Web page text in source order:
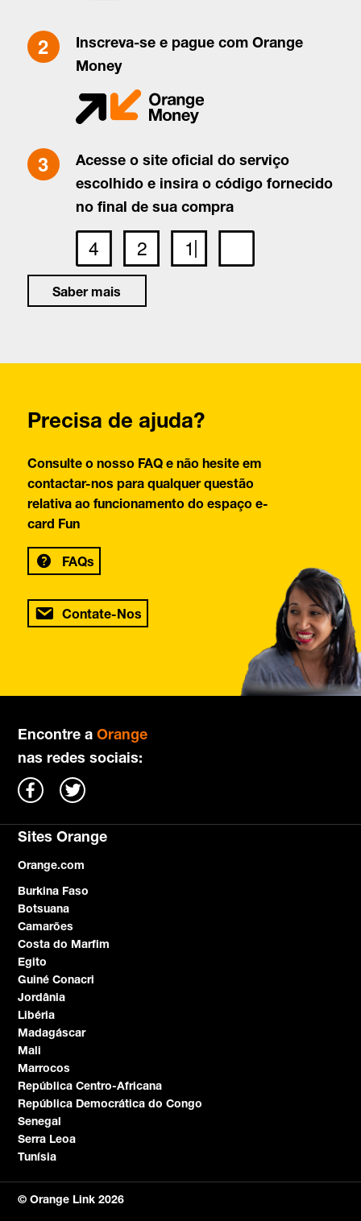
Saber mais
Inscreva-se e pague com Orange
Money
Acesse o site oficial do serviço
escolhido e insira o código fornecido
no final de sua compra
Precisa de ajuda?
Consulte o nosso FAQ e não hesite em
contactar-nos para qualquer questão
relativa ao funcionamento do espaço e-
card Fun
FAQs
Contate-Nos
Encontre aOrange
nas redes sociais:
Sites Orange
Orange.com
Burkina Faso
Botsuana
Camarões
Costa do Marfim
Egito
Guiné Conacri
Jordânia
Libéria
Madagáscar
Mali
Marrocos
República Centro-Africana
República Democrática do Congo
Senegal
Serra Leoa
Tunísia
© Orange Link 2026